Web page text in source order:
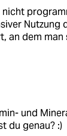
nicht
an dem
und
du genau? :)